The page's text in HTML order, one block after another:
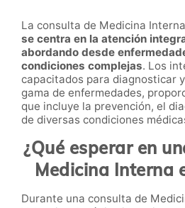
La consulta de Medicina
se centra en la atención
abordando desde
condiciones complejas. Los
capacitados para diagnosticar
gama de enfermedades,
que incluye la prevención, el
de diversas condiciones
¿Qué esperar en
Medicina Interna
Durante una consulta de